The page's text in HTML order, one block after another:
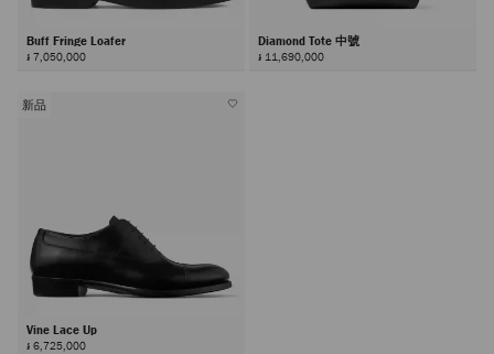
Buff Fringe Loafer
៛ 7,050,000
Diamond Tote 中號
៛ 11,690,000
新品
Vine Lace Up
៛ 6,725,000